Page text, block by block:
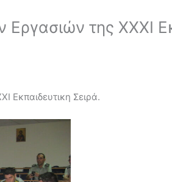
της ΧΧΧΙ
Εκπαιδευτικη Σειρά.